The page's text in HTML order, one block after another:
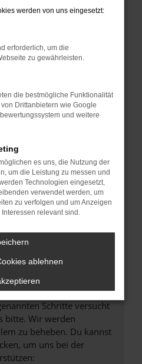
und deine
zum Beispiel deine
wie Werbeblocker,
Seiten
die Seite in einem
in einem privaten
helfen, vorübergehende
dein Browser und dein
dem neuesten Stand
nicht nur ein
kann auch dazu
Funktionen nicht mehr
Webseitenbetreiber.
Schritte versucht
bitte. Wir werden
zu beheben. Du kannst
um uns bei der
werden von uns eingesetzt:
erforderlich, um die
zu gewährleisten.
die bestmögliche Funktionalität
Drittanbietern wie Google
und weitere
es uns, die Nutzung der
um die Leistung zu messen und
Technologien eingesetzt,
verwendet werden, um
zu verfolgen und um Anzeigen
relevant sind.
ablehnen